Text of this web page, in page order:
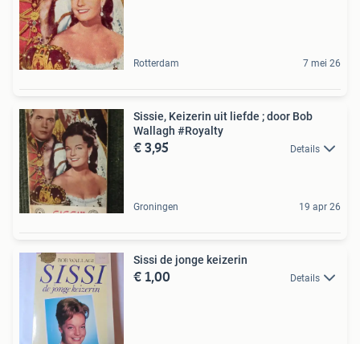
Rotterdam 7 mei 26
Sissie, Keizerin uit liefde ; door Bob
Wallagh #Royalty
€ 3,95 Details
Groningen 19 apr 26
Sissi de jonge keizerin
€ 1,00 Details